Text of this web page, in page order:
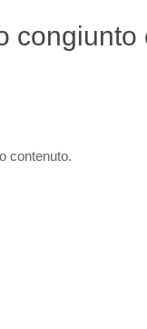
contenuto.